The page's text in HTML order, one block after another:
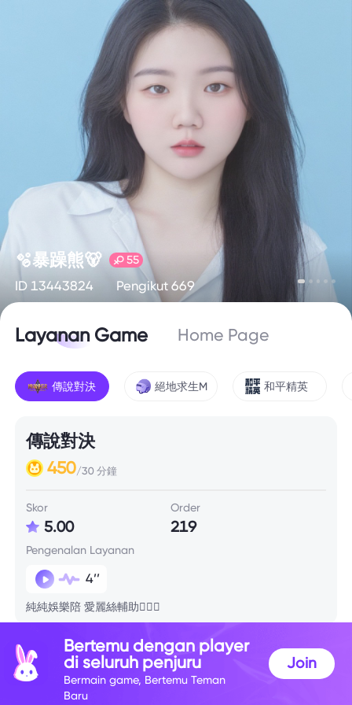
🫧暴躁熊🐻 55
ID 13443824 Pengikut 669
Layanan Game Home Page
傳說對決 絕地求生M 和平精英
傳說對決
450/30 分鐘
Skor
5.00
Order
219
Pengenalan Layanan
4’’
純純娛樂陪 愛麗絲輔助🙆🏻‍♀️
Info Skill
Bertemu dengan player
di seluruh penjuru
Bermain game, Bertemu Teman
Baru
Join